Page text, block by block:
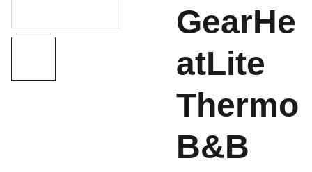
GearHe
atLite
Thermo
B&B